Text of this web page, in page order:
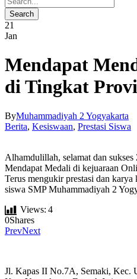
21
Jan
Mendapat
di Tingkat
ByMuhammadiyah 2 Yogyakarta
Berita, Kesiswaan, Prestasi Siswa
Alhamdulillah, selamat dan
Mendapat Medali di kejuaraan
Terus mengukir prestasi dan karya
siswa SMP Muhammadiyah 2
Views: 4
0Shares
PrevNext
Jl. Kapas II No.7A, Semaki, Kec.